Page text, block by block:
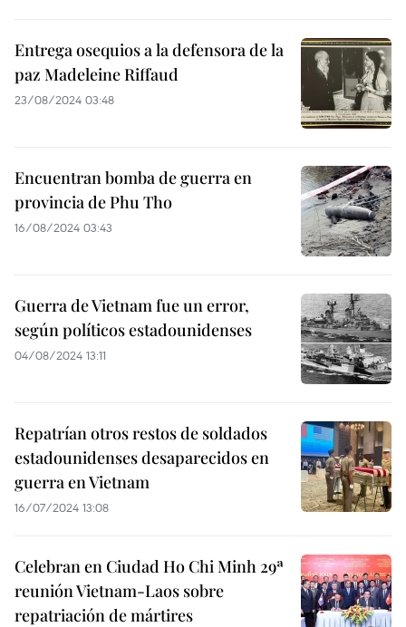
Entrega osequios a la defensora de la
paz Madeleine Riffaud
23/08/2024 03:48
Encuentran bomba de guerra en
provincia de Phu Tho
16/08/2024 03:43
Guerra de Vietnam fue un error,
según políticos estadounidenses
04/08/2024 13:11
Repatrían otros restos de soldados
estadounidenses desaparecidos en
guerra en Vietnam
16/07/2024 13:08
Celebran en Ciudad Ho Chi Minh 29ª
reunión Vietnam-Laos sobre
repatriación de mártires